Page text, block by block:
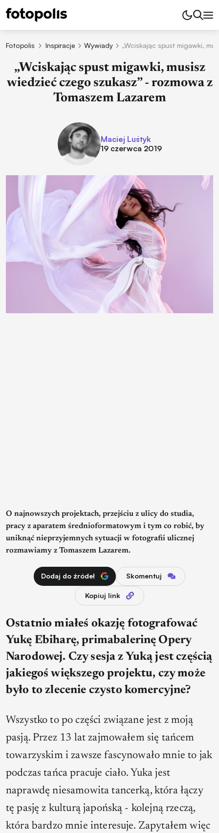
Fotopolis Inspiracje Wywiady „Wciskając spust migawki,
„Wciskając spust migawki, musisz
wiedzieć czego szukasz” - rozmowa z
Tomaszem Lazarem
Maciej Luśtyk
19 czerwca 2019
O najnowszych projektach, przejściu z ulicy do studia,
pracy z aparatem średnioformatowym i tym co robić, by
uniknąć nieprzyjemnych sytuacji w fotografii ulicznej
rozmawiamy z Tomaszem Lazarem.
Dodaj do źródeł Skomentuj
Kopiuj link
Ostatnio miałeś okazję fotografować
Yukę Ebiharę, primabalerinę Opery
Narodowej. Czy sesja z Yuką jest częścią
jakiegoś większego projektu, czy może
było to zlecenie czysto komercyjne?
Wszystko to po części związane jest z moją
pasją. Przez 13 lat zajmowałem się tańcem
towarzyskim i zawsze fascynowało mnie to jak
podczas tańca pracuje ciało. Yuka jest
naprawdę niesamowita tancerką, która łączy
tę pasję z kulturą japońską - kolejną rzeczą,
która bardzo mnie interesuje. Zapytałem więc